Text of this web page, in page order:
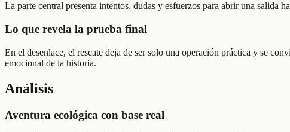
La parte central presenta intentos, dudas y esfuerzos para abrir una salida
Lo que revela la prueba final
En el desenlace, el rescate deja de ser solo una operación práctica y se
emocional de la historia.
Análisis
Aventura ecológica con base real